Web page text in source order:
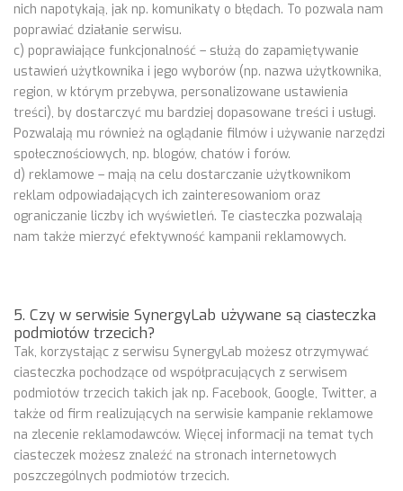
nich napotykają, jak np. komunikaty o błędach. To pozwala nam
poprawiać działanie serwisu.
c) poprawiające funkcjonalność – służą do zapamiętywanie
ustawień użytkownika i jego wyborów (np. nazwa użytkownika,
region, w którym przebywa, personalizowane ustawienia
treści), by dostarczyć mu bardziej dopasowane treści i usługi.
Pozwalają mu również na oglądanie filmów i używanie narzędzi
społecznościowych, np. blogów, chatów i forów.
d) reklamowe – mają na celu dostarczanie użytkownikom
reklam odpowiadających ich zainteresowaniom oraz
ograniczanie liczby ich wyświetleń. Te ciasteczka pozwalają
nam także mierzyć efektywność kampanii reklamowych.
5. Czy w serwisie SynergyLab używane są ciasteczka
podmiotów trzecich?
Tak, korzystając z serwisu SynergyLab możesz otrzymywać
ciasteczka pochodzące od współpracujących z serwisem
podmiotów trzecich takich jak np. Facebook, Google, Twitter, a
także od firm realizujących na serwisie kampanie reklamowe
na zlecenie reklamodawców. Więcej informacji na temat tych
ciasteczek możesz znaleźć na stronach internetowych
poszczególnych podmiotów trzecich.